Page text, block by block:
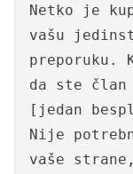
Netko je
vašu
preporuku.
da ste član
[jedan
Nije
vaše